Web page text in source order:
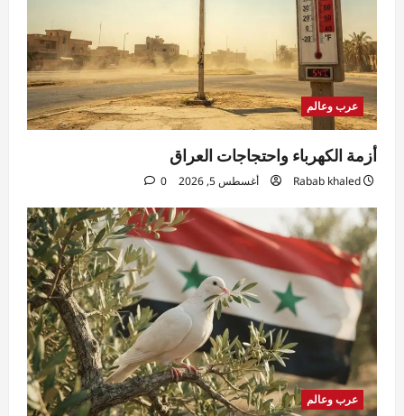
عرب وعالم
أزمة الكهرباء واحتجاجات العراق
Rabab khaled أغسطس 5, 2026 0
عرب وعالم